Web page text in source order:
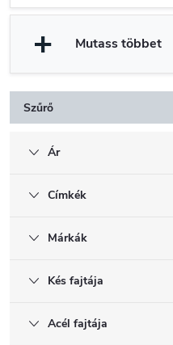
Mutass többet
Szűrő
Ár
Címkék
Márkák
Kés fajtája
Acél fajtája